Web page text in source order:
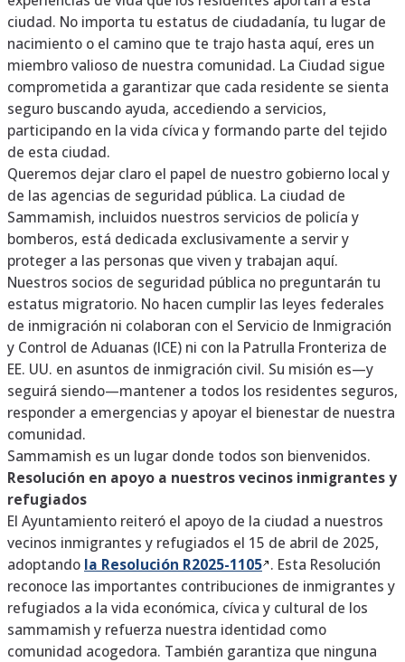
ciudad. No importa tu estatus de ciudadanía, tu lugar de
nacimiento o el camino que te trajo hasta aquí, eres un
miembro valioso de nuestra comunidad. La Ciudad sigue
comprometida a garantizar que cada residente se sienta
seguro buscando ayuda, accediendo a servicios,
participando en la vida cívica y formando parte del tejido
de esta ciudad.
Queremos dejar claro el papel de nuestro gobierno local y
de las agencias de seguridad pública. La ciudad de
Sammamish, incluidos nuestros servicios de policía y
bomberos, está dedicada exclusivamente a servir y
proteger a las personas que viven y trabajan aquí.
Nuestros socios de seguridad pública no preguntarán tu
estatus migratorio. No hacen cumplir las leyes federales
de inmigración ni colaboran con el Servicio de Inmigración
y Control de Aduanas (ICE) ni con la Patrulla Fronteriza de
EE. UU. en asuntos de inmigración civil. Su misión es—y
seguirá siendo—mantener a todos los residentes seguros,
responder a emergencias y apoyar el bienestar de nuestra
comunidad.
Sammamish es un lugar donde todos son bienvenidos.
Resolución en apoyo a nuestros vecinos inmigrantes y
refugiados
El Ayuntamiento reiteró el apoyo de la ciudad a nuestros
vecinos inmigrantes y refugiados el 15 de abril de 2025,
adoptando la Resolución R2025-1105 . Esta Resolución
reconoce las importantes contribuciones de inmigrantes y
refugiados a la vida económica, cívica y cultural de los
sammamish y refuerza nuestra identidad como
comunidad acogedora. También garantiza que ninguna